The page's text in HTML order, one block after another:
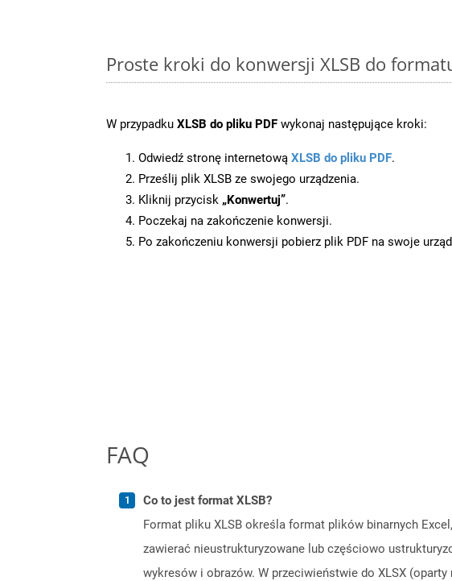
Proste kroki do konwersji XLSB do
W przypadku XLSB do pliku PDF wykonaj następujące kroki:
Odwiedź stronę internetową XLSB do pliku PDF.
Prześlij plik XLSB ze swojego urządzenia.
Kliknij przycisk „Konwertuj”.
Poczekaj na zakończenie konwersji.
Po zakończeniu konwersji pobierz plik PDF na swoje
FAQ
Co to jest format XLSB?
Format pliku XLSB określa format plików binarnych
zawierać nieustrukturyzowane lub częściowo
wykresów i obrazów. W przeciwieństwie do XLSX